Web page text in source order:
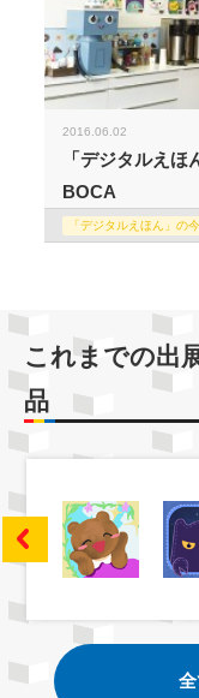
2016.06.02
「デジタルえ
BOCA
「デジタルえほん」の
これまでの出
品